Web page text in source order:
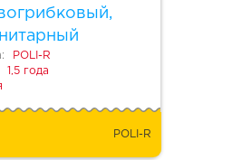
POLI-R
1,5 года
POLI-R